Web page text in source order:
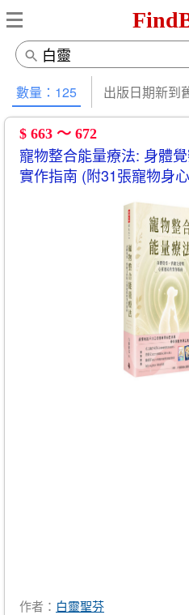
數量：125 出版日期新到
$ 663 ～ 672
寵物整合能量療法: 身體
實作指南 (附31張寵物身
作者： 白靈聖芬